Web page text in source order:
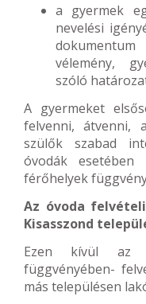
a gyermek
nevelési
vélemény,
szóló
A gyermeket
felvenni, átvenni,
szülők szabad
óvodák
férőhelyek
Az óvoda
Kisasszond
Ezen kívül az
függvényében-
más településen